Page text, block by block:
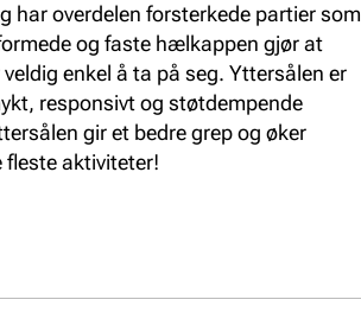
har overdelen forsterkede partier som
og faste hælkappen gjør at
enkel å ta på seg. Yttersålen er
responsivt og støtdempende
gir et bedre grep og øker
fleste aktiviteter!